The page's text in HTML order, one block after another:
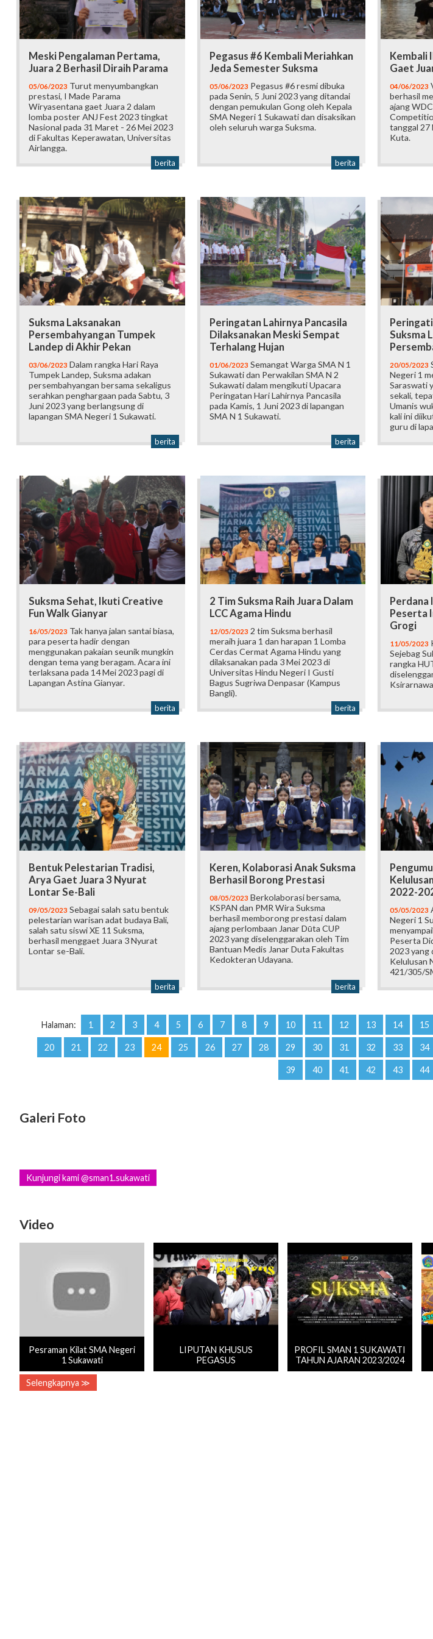
Meski Pengalaman Pertama,
Juara 2 Berhasil Diraih Parama
05/06/2023 Turut menyumbangkan
prestasi, I Made Parama
Wiryasentana gaet Juara 2 dalam
lomba poster ANJ Fest 2023 tingkat
Nasional pada 31 Maret - 26 Mei 2023
di Fakultas Keperawatan, Universitas
Airlangga.
berita
Pegasus #6 Kembali Meriahkan
Jeda Semester Suksma
05/06/2023 Pegasus #6 resmi dibuka
pada Senin, 5 Juni 2023 yang ditandai
dengan pemukulan Gong oleh Kepala
SMA Negeri 1 Sukawati dan disaksikan
oleh seluruh warga Suksma.
berita
Kembali
Gaet
04/06/2023
berhasil
ajang
tanggal 27
Kuta.
Suksma Laksanakan
Persembahyangan Tumpek
Landep di Akhir Pekan
03/06/2023 Dalam rangka Hari Raya
Tumpek Landep, Suksma adakan
persembahyangan bersama sekaligus
serahkan penghargaan pada Sabtu, 3
Juni 2023 yang berlangsung di
lapangan SMA Negeri 1 Sukawati.
berita
Peringatan Lahirnya Pancasila
Dilaksanakan Meski Sempat
Terhalang Hujan
01/06/2023 Semangat Warga SMA N 1
Sukawati dan Perwakilan SMA N 2
Sukawati dalam mengikuti Upacara
Peringatan Hari Lahirnya Pancasila
pada Kamis, 1 Juni 2023 di lapangan
SMA N 1 Sukawati.
berita
Suksma
20/05/2023
Negeri 1
Saraswati
sekali,
Umanis
kali ini
guru di
Suksma Sehat, Ikuti Creative
Fun Walk Gianyar
16/05/2023 Tak hanya jalan santai biasa,
para peserta hadir dengan
menggunakan pakaian seunik mungkin
dengan tema yang beragam. Acara ini
terlaksana pada 14 Mei 2023 pagi di
Lapangan Astina Gianyar.
berita
2 Tim Suksma Raih Juara Dalam
LCC Agama Hindu
12/05/2023 2 tim Suksma berhasil
meraih juara 1 dan harapan 1 Lomba
Cerdas Cermat Agama Hindu yang
dilaksanakan pada 3 Mei 2023 di
Universitas Hindu Negeri I Gusti
Bagus Sugriwa Denpasar (Kampus
Bangli).
berita
Perdana
Peserta
Grogi
11/05/2023
Sejebag
rangka
Bentuk Pelestarian Tradisi,
Arya Gaet Juara 3 Nyurat
Lontar Se-Bali
09/05/2023 Sebagai salah satu bentuk
pelestarian warisan adat budaya Bali,
salah satu siswi XE 11 Suksma,
berhasil menggaet Juara 3 Nyurat
Lontar se-Bali.
berita
Keren, Kolaborasi Anak Suksma
Berhasil Borong Prestasi
08/05/2023 Berkolaborasi bersama,
KSPAN dan PMR Wira Suksma
berhasil memborong prestasi dalam
ajang perlombaan Janar Dūta CUP
2023 yang diselenggarakan oleh Tim
Bantuan Medis Janar Duta Fakultas
Kedokteran Udayana.
berita
2022-
05/05/2023
Negeri 1
Peserta
2023 yang
Kelulusan
421/305/
Halaman: 1 2 3 4 5 6 7 8 9 10 11 12 13 14 15
20 21 22 23 24 25 26 27 28 29 30 31 32 33 34
39 40 41 42 43 44
Galeri Foto
Kunjungi kami @sman1.sukawati
Video
Pesraman Kilat SMA Negeri
1 Sukawati
LIPUTAN KHUSUS
PEGASUS
PROFIL SMAN 1 SUKAWATI
TAHUN AJARAN 2023/2024
Selengkapnya ≫